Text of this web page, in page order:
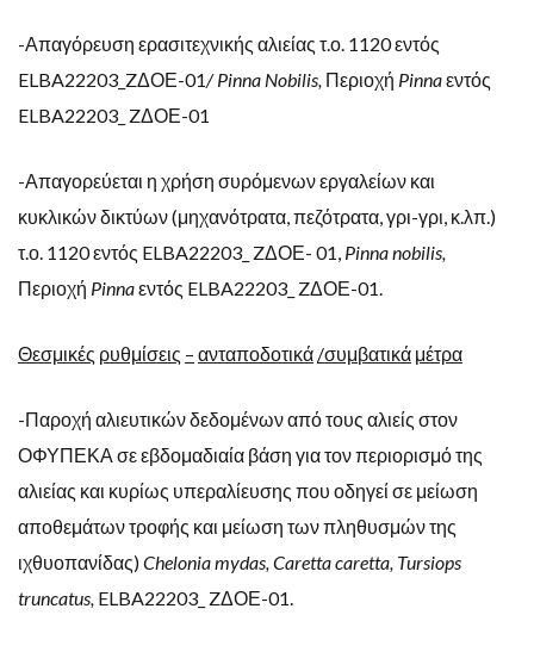
-Απαγόρευση ερασιτεχνικής αλιείας τ.ο. 1120 εντός
ELBA22203_ZΔΟΕ-01/ Pinna Nobilis, Περιοχή Pinnaεντός
ELBA22203_ ZΔΟΕ-01
-Απαγορεύεται η χρήση συρόμενων εργαλείων και
κυκλικών δικτύων (μηχανότρατα, πεζότρατα, γρι-γρι, κ.λπ.)
τ.ο. 1120 εντός ELBA22203_ ZΔΟΕ- 01, Pinna nobilis,
Περιοχή Pinnaεντός ELBA22203_ ZΔΟΕ-01.
Θεσμικές ρυθμίσεις – ανταποδοτικά /συμβατικά μέτρα
-Παροχή αλιευτικών δεδομένων από τους αλιείς στον
ΟΦΥΠΕΚΑ σε εβδομαδιαία βάση για τον περιορισμό της
αλιείας και κυρίως υπεραλίευσης που οδηγεί σε μείωση
αποθεμάτων τροφής και μείωση των πληθυσμών της
ιχθυοπανίδας)Chelonia mydas, Caretta caretta, Tursiops
truncatus, ELBA22203_ ZΔΟΕ-01.